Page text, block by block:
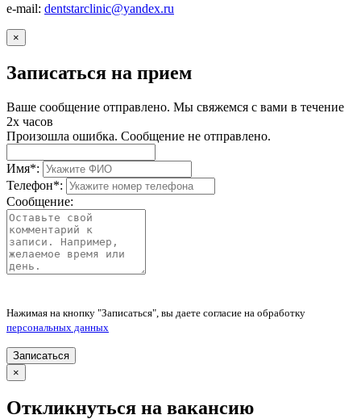
е-mail: dentstarclinic@yandex.ru
×
Записаться на прием
Ваше сообщение отправлено. Мы свяжемся с вами в течение
2х часов
Произошла ошибка. Сообщение не отправлено.
Имя*:
Телефон*:
Сообщение:
Нажимая на кнопку "Записаться", вы даете согласие на обработку
персональных данных
Записаться
×
Откликнуться на вакансию